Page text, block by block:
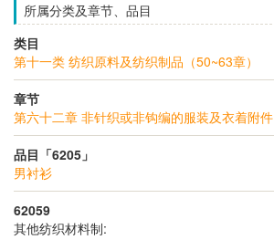
所属分类及章节、品目
类目
第十一类 纺织原料及纺织制品（50~63章）
章节
第六十二章 非针织或非钩编的服装及衣着附件
品目「6205」
男衬衫
62059
其他纺织材料制: